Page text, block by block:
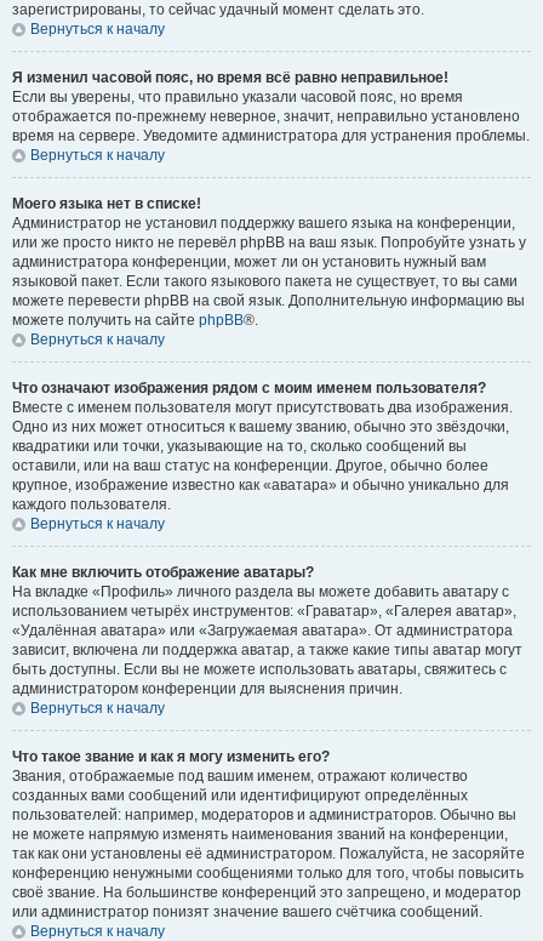
зарегистрированы, то сейчас удачный момент сделать это.
Вернуться к началу
Я изменил часовой пояс, но время всё равно неправильное!
Если вы уверены, что правильно указали часовой пояс, но время
отображается по-прежнему неверное, значит, неправильно установлено
время на сервере. Уведомите администратора для устранения проблемы.
Вернуться к началу
Моего языка нет в списке!
Администратор не установил поддержку вашего языка на конференции,
или же просто никто не перевёл phpBB на ваш язык. Попробуйте узнать у
администратора конференции, может ли он установить нужный вам
языковой пакет. Если такого языкового пакета не существует, то вы сами
можете перевести phpBB на свой язык. Дополнительную информацию вы
можете получить на сайте phpBB®.
Вернуться к началу
Что означают изображения рядом с моим именем пользователя?
Вместе с именем пользователя могут присутствовать два изображения.
Одно из них может относиться к вашему званию, обычно это звёздочки,
квадратики или точки, указывающие на то, сколько сообщений вы
оставили, или на ваш статус на конференции. Другое, обычно более
крупное, изображение известно как «аватара» и обычно уникально для
каждого пользователя.
Вернуться к началу
Как мне включить отображение аватары?
На вкладке «Профиль» личного раздела вы можете добавить аватару с
использованием четырёх инструментов: «Граватар», «Галерея аватар»,
«Удалённая аватара» или «Загружаемая аватара». От администратора
зависит, включена ли поддержка аватар, а также какие типы аватар могут
быть доступны. Если вы не можете использовать аватары, свяжитесь с
администратором конференции для выяснения причин.
Вернуться к началу
Что такое звание и как я могу изменить его?
Звания, отображаемые под вашим именем, отражают количество
созданных вами сообщений или идентифицируют определённых
пользователей: например, модераторов и администраторов. Обычно вы
не можете напрямую изменять наименования званий на конференции,
так как они установлены её администратором. Пожалуйста, не засоряйте
конференцию ненужными сообщениями только для того, чтобы повысить
своё звание. На большинстве конференций это запрещено, и модератор
или администратор понизят значение вашего счётчика сообщений.
Вернуться к началу